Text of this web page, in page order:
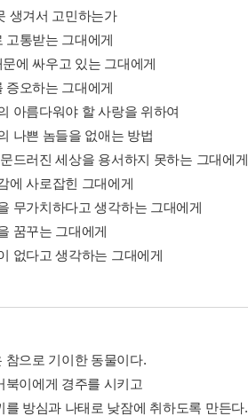
생겨서 고민하는가
고통받는 그대에게
에 싸우고 있는 그대에게
증오하는 그대에게
아름다워야 할 사랑을 위하여
나쁜 놈들을 없애는 방법
드러진 세상을 용서하지 못하는 그대에게
에 사로잡힌 그대에게
무가치하다고 생각하는 그대에게
꿈꾸는 그대에게
없다고 생각하는 그대에게
참으로 기이한 동물이다.
북이에게 경주를 시키고
를 방심과 나태로 낮잠에 취하도록 만든다.